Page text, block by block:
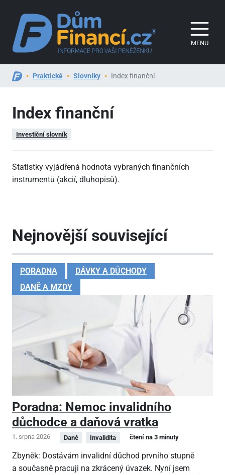
MENU
Praktické Slovníky Index finanční
Index finanční
Investiční slovník
Statistky vyjádřená hodnota vybraných finančních
instrumentů (akcií, dluhopisů).
Nejnovější související
PORADNA
DÁVKY A DŮCHODY
DANĚ A MZDY
Poradna: Nemoc invalidního
důchodce a daňová vratka
1. srpna 2026 Daně Invalidita čtení na 3 minuty
Zbyněk: Dostávám invalidní důchod prvního stupně
a současně pracuji na zkrácený úvazek. Nyní jsem